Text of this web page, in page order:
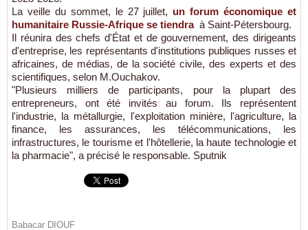
La veille du sommet, le 27 juillet, un forum économique et
humanitaire Russie-Afrique se tiendraà Saint-Pétersbourg.
Il réunira des chefs d'État et de gouvernement, des dirigeants
d'entreprise, les représentants d'institutions publiques russes et
africaines, de médias, de la société civile, des experts et des
scientifiques, selon M.Ouchakov.
"Plusieurs milliers de participants, pour la plupart des
entrepreneurs, ont été invités au forum. Ils représentent
l'industrie, la métallurgie, l'exploitation minière, l'agriculture, la
finance, les assurances, les télécommunications, les
infrastructures, le tourisme et l'hôtellerie, la haute technologie et
la pharmacie", a précisé le responsable. Sputnik
Babacar DIOUF